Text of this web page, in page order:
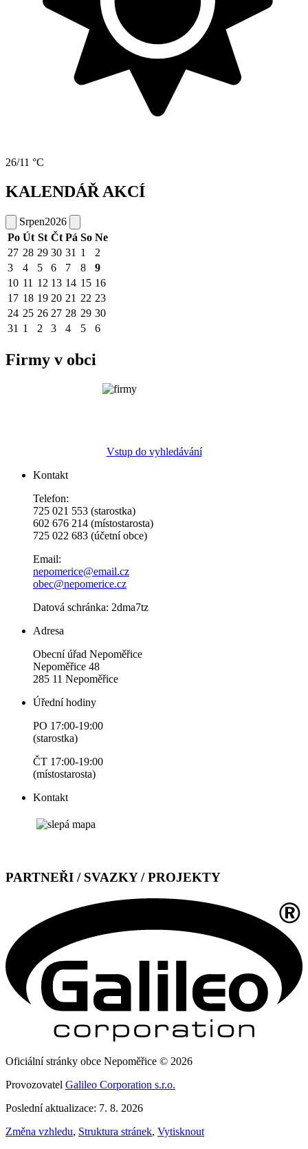
26/11 °C
KALENDÁŘ AKCÍ
Srpen2026
Po Út St Čt Pá So Ne
27 28 29 30 31 1
2
3
4 5 6 7 8
9
10 11 12 13 14 15 16
17 18 19 20 21 22 23
24 25 26 27 28 29 30
31 1 2 3 4 5 6
Firmy v obci
Vstup do vyhledávání
Kontakt
Telefon:
725 021 553 (starostka)
602 676 214 (místostarosta)
725 022 683 (účetní obce)
Email:
nepomerice@email.cz
obec@nepomerice.cz
Datová schránka: 2dma7tz
Adresa
Obecní úřad Nepoměřice
Nepoměřice 48
285 11 Nepoměřice
Úřední hodiny
PO 17:00-19:00
(starostka)
ČT 17:00-19:00
(místostarosta)
Kontakt
PARTNEŘI / SVAZKY / PROJEKTY
Oficiální stránky obce Nepoměřice © 2026
Provozovatel Galileo Corporation s.r.o.
Poslední aktualizace: 7. 8. 2026
Změna vzhledu, Struktura stránek, Vytisknout